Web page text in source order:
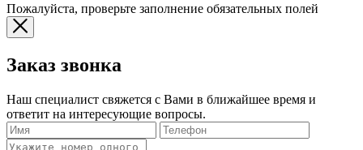
Пожалуйста, проверьте заполнение обязательных полей
Заказ звонка
Наш специалист свяжется с Вами в ближайшее время и
ответит на интересующие вопросы.